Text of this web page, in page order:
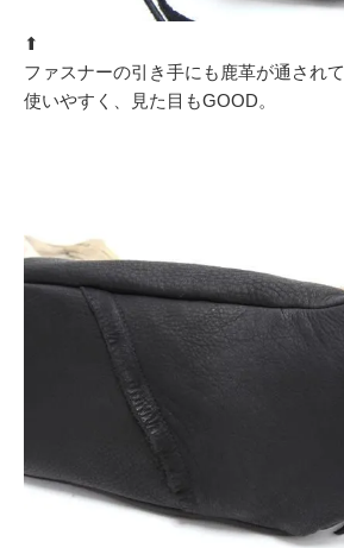
⬆︎
ファスナーの引き手にも鹿革が通されて
使いやすく、見た目もGOOD。